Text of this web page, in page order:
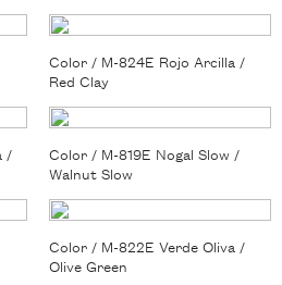
Color / M-824E Rojo Arcilla /
Red Clay
/
Color / M-819E Nogal Slow /
Walnut Slow
Color / M-822E Verde Oliva /
Olive Green